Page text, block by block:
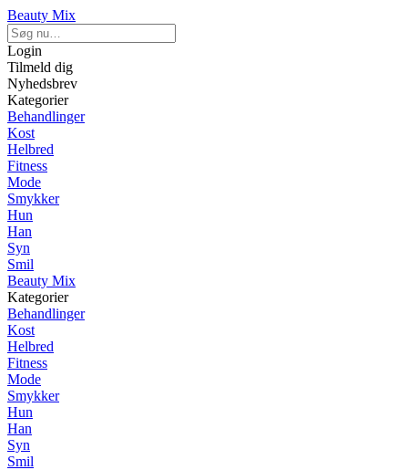
Beauty Mix
Login
Tilmeld dig
Nyhedsbrev
Kategorier
Behandlinger
Kost
Helbred
Fitness
Mode
Smykker
Hun
Han
Syn
Smil
Beauty Mix
Kategorier
Behandlinger
Kost
Helbred
Fitness
Mode
Smykker
Hun
Han
Syn
Smil